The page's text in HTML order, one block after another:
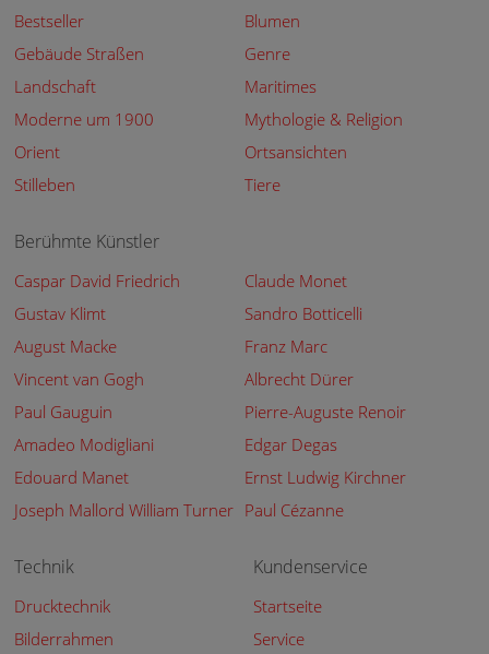
Bestseller
Blumen
Gebäude Straßen
Genre
Landschaft
Maritimes
Moderne um 1900
Mythologie & Religion
Orient
Ortsansichten
Stilleben
Tiere
Berühmte Künstler
Caspar David Friedrich
Claude Monet
Gustav Klimt
Sandro Botticelli
August Macke
Franz Marc
Vincent van Gogh
Albrecht Dürer
Paul Gauguin
Pierre-Auguste Renoir
Amadeo Modigliani
Edgar Degas
Edouard Manet
Ernst Ludwig Kirchner
Joseph Mallord William Turner Paul Cézanne
Technik
Drucktechnik
Bilderrahmen
Kundenservice
Startseite
Service